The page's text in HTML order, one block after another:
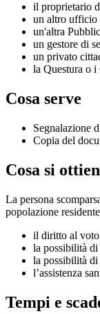
il proprietario
un altro ufficio
un'altra
un gestore di
un privato
la Questura o
Cosa serve
Copia del
Cosa si
La persona
popolazione
il diritto al voto
la possibilità
la possibilità
l’assistenza
Tempi e